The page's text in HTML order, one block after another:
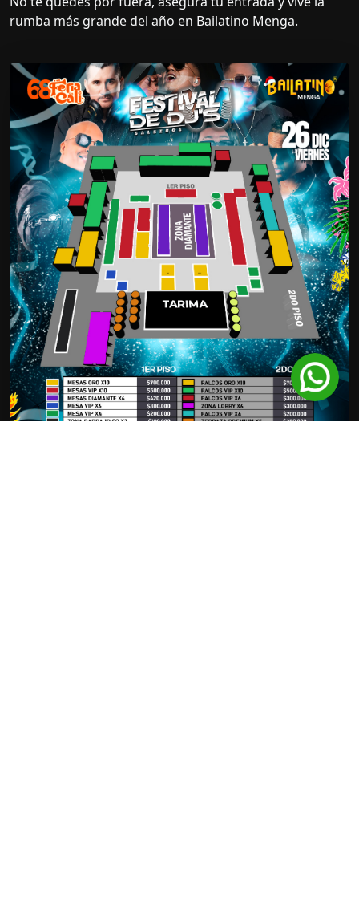
rumba más grande del año en Bailatino Menga.